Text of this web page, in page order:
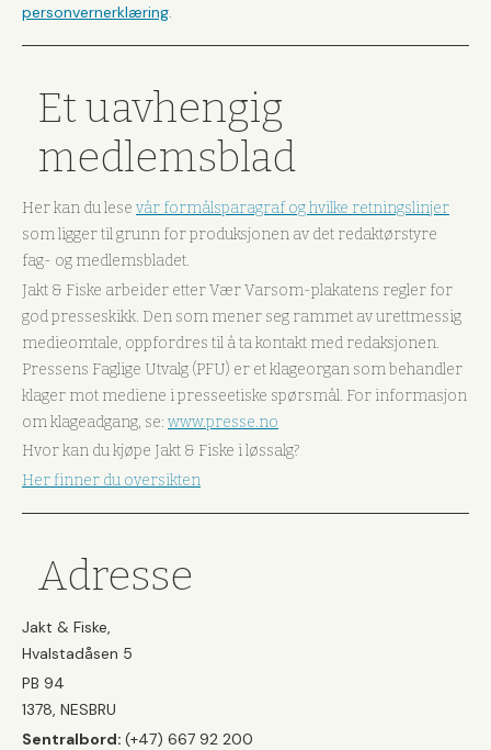
personvernerklæring.
Et uavhengig
medlemsblad
Her kan du lese vår formålsparagraf og hvilke retningslinjer
som ligger til grunn for produksjonen av det redaktørstyre
fag- og medlemsbladet.
Jakt & Fiske arbeider etter Vær Varsom-plakatens regler for
god presseskikk. Den som mener seg rammet av urettmessig
medieomtale, oppfordres til å ta kontakt med redaksjonen.
Pressens Faglige Utvalg (PFU) er et klageorgan som behandler
klager mot mediene i presseetiske spørsmål. For informasjon
om klageadgang, se: www.presse.no
Hvor kan du kjøpe Jakt & Fiske i løssalg?
Her finner du oversikten
Adresse
Jakt & Fiske,
Hvalstadåsen 5
PB 94
1378, NESBRU
Sentralbord: (+47) 667 92 200